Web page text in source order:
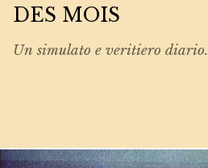
DES MOIS
Un simulato e veritiero diario.